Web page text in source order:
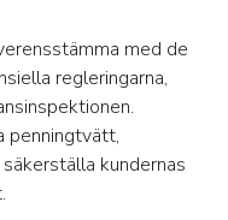
med de
regleringarna,
penningtvätt,
kundernas